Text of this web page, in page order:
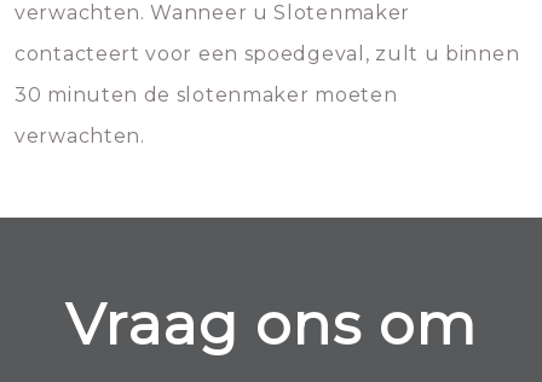
verwachten. Wanneer u Slotenmaker
contacteert voor een spoedgeval, zult u binnen
30 minuten de slotenmaker moeten
verwachten.
Vraag ons om